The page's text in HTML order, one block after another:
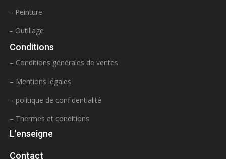
– Peinture
– Outillage
Conditions
– Conditions générales de ventes
– Mentions légales
– politique de confidentialité
– Thermes et conditions
L'enseigne
Contact